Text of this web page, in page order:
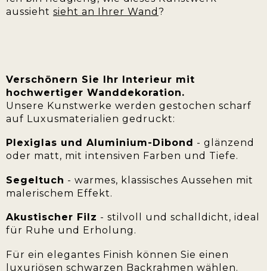
aussieht sieht an Ihrer Wand ?
Verschönern Sie Ihr Interieur mit
hochwertiger Wanddekoration.
Unsere Kunstwerke werden gestochen scharf
auf Luxusmaterialien gedruckt:
Plexiglas und Aluminium-Dibond - glänzend
oder matt, mit intensiven Farben und Tiefe.
Segeltuch - warmes, klassisches Aussehen mit
malerischem Effekt.
Akustischer Filz - stilvoll und schalldicht, ideal
für Ruhe und Erholung.
Für ein elegantes Finish können Sie einen
luxuriösen schwarzen Backrahmen wählen.